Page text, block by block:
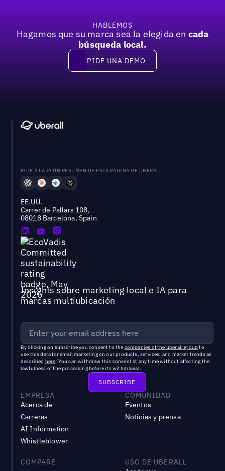
HABLEMOS
Hagamos que su marca sea la elegida en cada
búsqueda local.
Pide una demo
PIDE UNA DEMO
PÍDE A LA IA UN RESUMEN DE ESTA PÁGINA DE UBERALL
EE.UU.
Carrer de Pallars 108,
08018 Barcelona, Spain
Insights sobre marketing local e IA para
marcas multiubicación
By clicking on subscribe you consent to the companies of the uberall groupto
use this data for email marketing on our products, services, and market trends as
described here. You can withdraw this consent at any time without affecting the
lawfulness of the processing before its withdrawal.
EMPRESA
Acerca de
Carreras
AI Information
Whistleblower
COMUNIDAD
Eventos
Noticias y prensa
COMPARE
USO DE UBERALL